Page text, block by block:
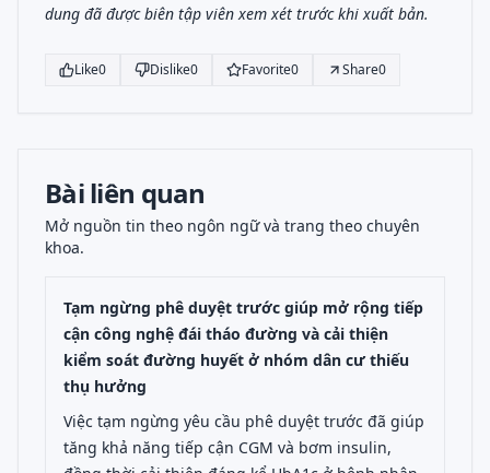
dung đã được biên tập viên xem xét trước khi xuất bản.
Like0 Dislike0 Favorite0 Share0
Bài liên quan
Mở nguồn tin theo ngôn ngữ và trang theo chuyên
khoa.
Tạm ngừng phê duyệt trước giúp mở rộng tiếp
cận công nghệ đái tháo đường và cải thiện
kiểm soát đường huyết ở nhóm dân cư thiếu
thụ hưởng
Việc tạm ngừng yêu cầu phê duyệt trước đã giúp
tăng khả năng tiếp cận CGM và bơm insulin,